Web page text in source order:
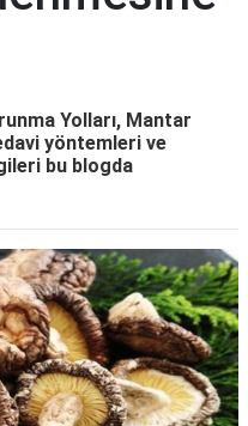
Yolları, Mantar
yöntemleri ve
bu blogda